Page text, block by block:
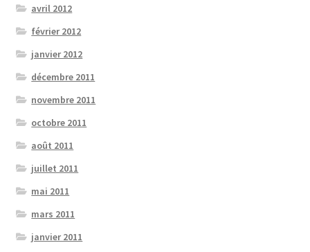
avril 2012
février 2012
janvier 2012
décembre 2011
novembre 2011
octobre 2011
août 2011
juillet 2011
mai 2011
mars 2011
janvier 2011